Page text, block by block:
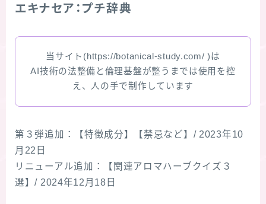
秘密部屋
公式ウェブサイト『Botanical Study』
プロフィール
アロマハーブアンケート
エキナセア：プチ辞典
当サイト(https://botanical-study.com/ )は
AI技術の法整備と倫理基盤が整うまでは使用を控
え、人の手で制作しています
第３弾追加：【特徴成分】【禁忌など】/ 2023年10
月22日
リニューアル追加：【関連アロマハーブクイズ３
選】/ 2024年12月18日